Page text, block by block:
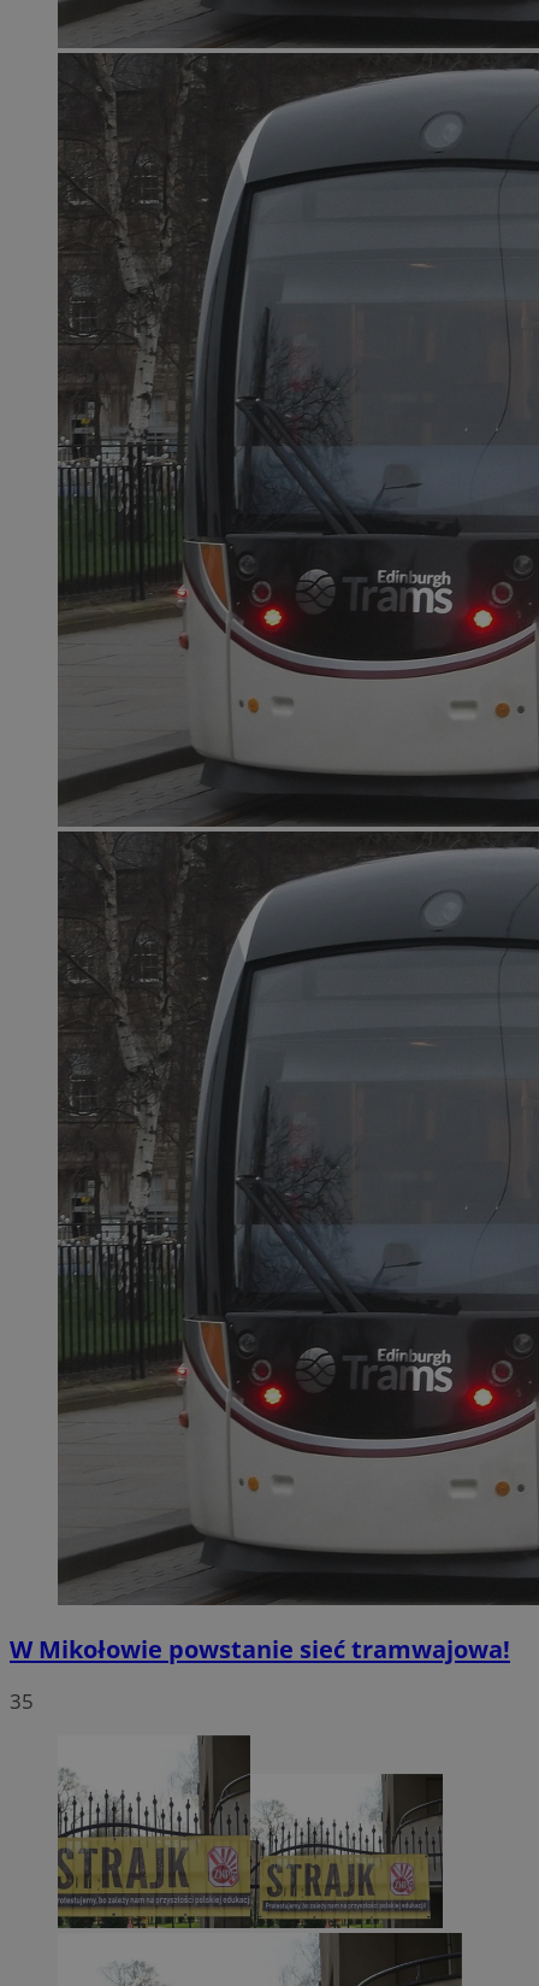
W Mikołowie powstanie sieć tramwajowa!
35